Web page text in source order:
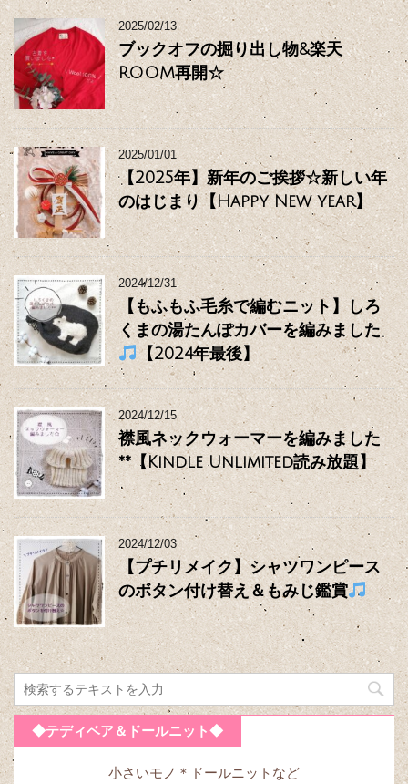
2025/02/13
ブックオフの掘り出し物&楽天
ROOM再開☆
2025/01/01
【2025年】新年のご挨拶☆新しい年
のはじまり【Happy New year】
2024/12/31
【もふもふ毛糸で編むニット】しろ
くまの湯たんぽカバーを編みました
【2024年最後】
2024/12/15
襟風ネックウォーマーを編みました
**【Kindle Unlimited読み放題】
2024/12/03
【プチリメイク】シャツワンピース
のボタン付け替え＆もみじ鑑賞
◆テディベア＆ドールニット◆
小さいモノ＊ドールニットなど